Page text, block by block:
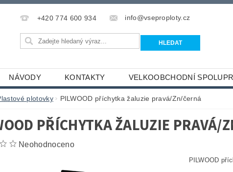
+420 774 600 934 info@vseproploty.cz
NÁVODY KONTAKTY VELKOOBCHODNÍ
plotovky PILWOOD příchytka žaluzie pravá/Zn/černá
PŘÍCHYTKA ŽALUZIE PRAVÁ/
Neohodnoceno
PILWOOD